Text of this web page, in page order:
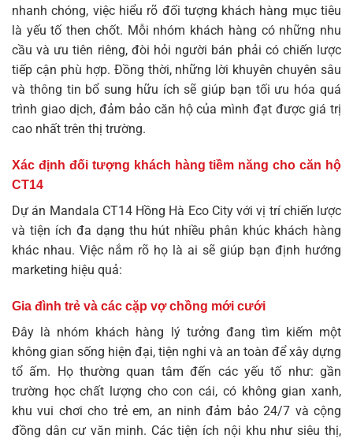
nhanh chóng, việc hiểu rõ đối tượng khách hàng mục tiêu
là yếu tố then chốt. Mỗi nhóm khách hàng có những nhu
cầu và ưu tiên riêng, đòi hỏi người bán phải có chiến lược
tiếp cận phù hợp. Đồng thời, những lời khuyên chuyên sâu
và thông tin bổ sung hữu ích sẽ giúp bạn tối ưu hóa quá
trình giao dịch, đảm bảo căn hộ của mình đạt được giá trị
cao nhất trên thị trường.
Xác định đối tượng khách hàng tiềm năng cho căn hộ
CT14
Dự án Mandala CT14 Hồng Hà Eco City với vị trí chiến lược
và tiện ích đa dạng thu hút nhiều phân khúc khách hàng
khác nhau. Việc nắm rõ họ là ai sẽ giúp bạn định hướng
marketing hiệu quả:
Gia đình trẻ và các cặp vợ chồng mới cưới
Đây là nhóm khách hàng lý tưởng đang tìm kiếm một
không gian sống hiện đại, tiện nghi và an toàn để xây dựng
tổ ấm. Họ thường quan tâm đến các yếu tố như: gần
trường học chất lượng cho con cái, có không gian xanh,
khu vui chơi cho trẻ em, an ninh đảm bảo 24/7 và cộng
đồng dân cư văn minh. Các tiện ích nội khu như siêu thị,